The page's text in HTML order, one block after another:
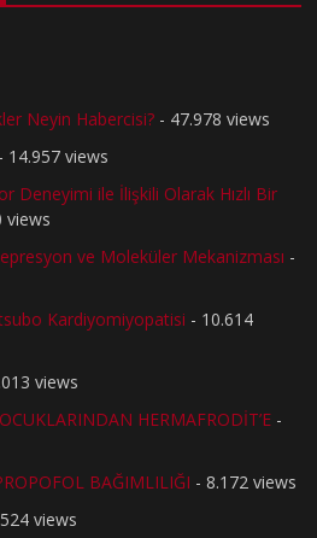
Neyin Habercisi? - 47.978 views
- 14.957 views
Deneyimi ile İlişkili Olarak Hızlı Bir
views
ve Moleküler Mekanizması -
Kardiyomiyopatisi - 10.614
views
HERMAFRODİT’E -
BAĞIMLILIĞI - 8.172 views
views